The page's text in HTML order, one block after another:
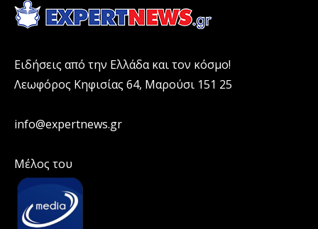
Ειδήσεις από την Ελλάδα και τον κόσμο!
Λεωφόρος Κηφισίας 64, Μαρούσι 151 25
info@expertnews.gr
Μέλος του